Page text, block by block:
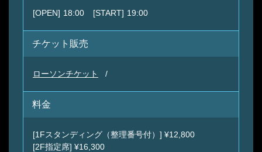
[OPEN] 18:00 [START] 19:00
チケット販売
ローソンチケット
料金
[1Fスタンディング（整理番号付）] ¥12,800
[2F指定席] ¥16,300